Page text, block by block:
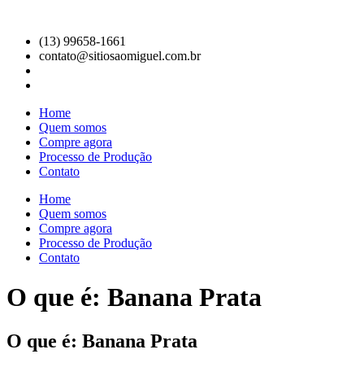
conteúdo
(13) 99658-1661
contato@sitiosaomiguel.com.br
Home
Quem somos
Compre agora
Processo de Produção
Contato
Home
Quem somos
Compre agora
Processo de Produção
Contato
O que é: Banana Prata
O que é: Banana Prata